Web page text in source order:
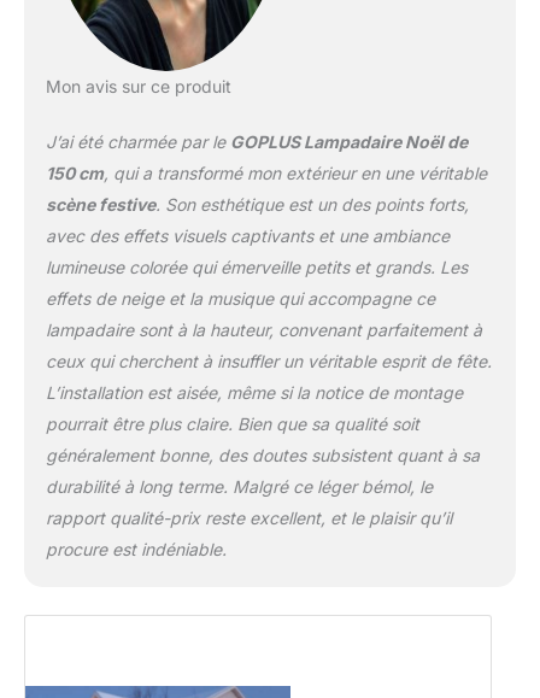
Mon avis sur ce produit
J’ai été charmée par le GOPLUS Lampadaire Noël de
150 cm, qui a transformé mon extérieur en une véritable
scène festive. Son esthétique est un des points forts,
avec des effets visuels captivants et une ambiance
lumineuse colorée qui émerveille petits et grands. Les
effets de neige et la musique qui accompagne ce
lampadaire sont à la hauteur, convenant parfaitement à
ceux qui cherchent à insuffler un véritable esprit de fête.
L’installation est aisée, même si la notice de montage
pourrait être plus claire. Bien que sa qualité soit
généralement bonne, des doutes subsistent quant à sa
durabilité à long terme. Malgré ce léger bémol, le
rapport qualité-prix reste excellent, et le plaisir qu’il
procure est indéniable.